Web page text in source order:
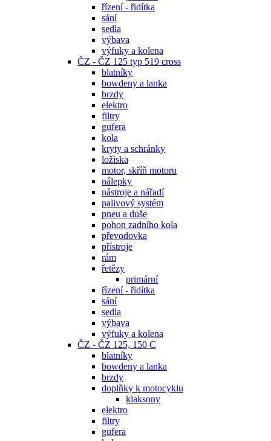
řízení - řidítka
sání
sedla
výbava
výfuky a kolena
ČZ - ČZ 125 typ 519 cross
blatníky
bowdeny a lanka
brzdy
elektro
filtry
gufera
kola
kryty a schránky
ložiska
motor, skříň motoru
nálepky
nástroje a nářadí
palivový systém
pneu a duše
pohon zadního kola
převodovka
přístroje
rám
řetězy
primární
řízení - řidítka
sání
sedla
výbava
výfuky a kolena
ČZ - ČZ 125, 150 C
blatníky
bowdeny a lanka
brzdy
doplňky k motocyklu
klaksony
elektro
filtry
gufera